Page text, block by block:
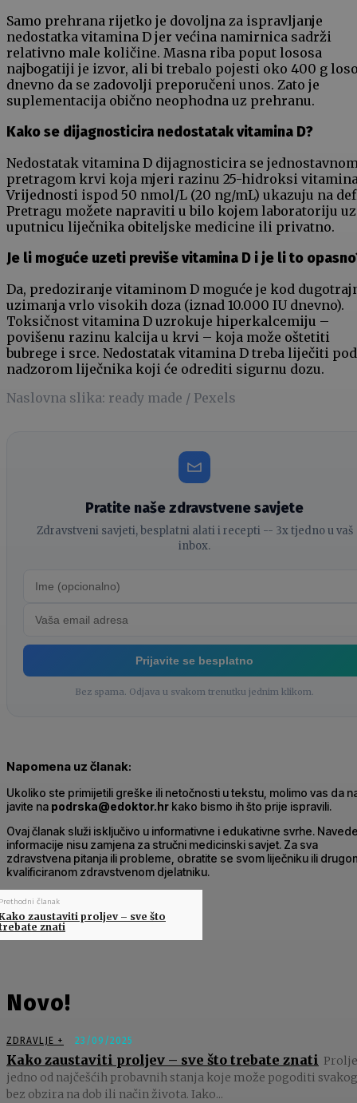
Samo prehrana rijetko je dovoljna za ispravljanje
nedostatka vitamina D jer većina namirnica sadrži
relativno male količine. Masna riba poput lososa
najbogatiji je izvor, ali bi trebalo pojesti oko 400 g
dnevno da se zadovolji preporučeni unos. Zato je
suplementacija obično neophodna uz prehranu.
Kako se dijagnosticira nedostatak vitamina D?
Nedostatak vitamina D dijagnosticira se
pretragom krvi koja mjeri razinu 25-hidroksi
Vrijednosti ispod 50 nmol/L (20 ng/mL) ukazuju na
Pretragu možete napraviti u bilo kojem laboratoriju uz
uputnicu liječnika obiteljske medicine ili privatno.
Je li moguće uzeti previše vitamina D i je li to
Da, predoziranje vitaminom D moguće je kod
uzimanja vrlo visokih doza (iznad 10.000 IU dnevno).
Toksičnost vitamina D uzrokuje hiperkalcemiju –
povišenu razinu kalcija u krvi – koja može oštetiti
bubrege i srce. Nedostatak vitamina D treba liječiti pod
nadzorom liječnika koji će odrediti sigurnu dozu.
Naslovna slika: ready made / Pexels
Pratite naše zdravstvene savjete
Zdravstveni savjeti, besplatni alati i recepti -- 3x tjedno u vaš
inbox.
Prijavite se besplatno
Bez spama. Odjava u svakom trenutku jednim klikom.
Napomena uz članak:
Ukoliko ste primijetili greške ili netočnosti u tekstu, molimo vas da
javite na podrska@edoktor.hr kako bismo ih što prije ispravili.
Ovaj članak služi isključivo u informativne i edukativne svrhe.
informacije nisu zamjena za stručni medicinski savjet. Za sva
zdravstvena pitanja ili probleme, obratite se svom liječniku ili
kvalificiranom zdravstvenom djelatniku.
članak
zaustaviti proljev – sve što
znati
Novo!
ZDRAVLJE + 23/09/2025
Kako zaustaviti proljev – sve što trebate znati
jedno od najčešćih probavnih stanja koje može pogoditi
bez obzira na dob ili način života. Iako...